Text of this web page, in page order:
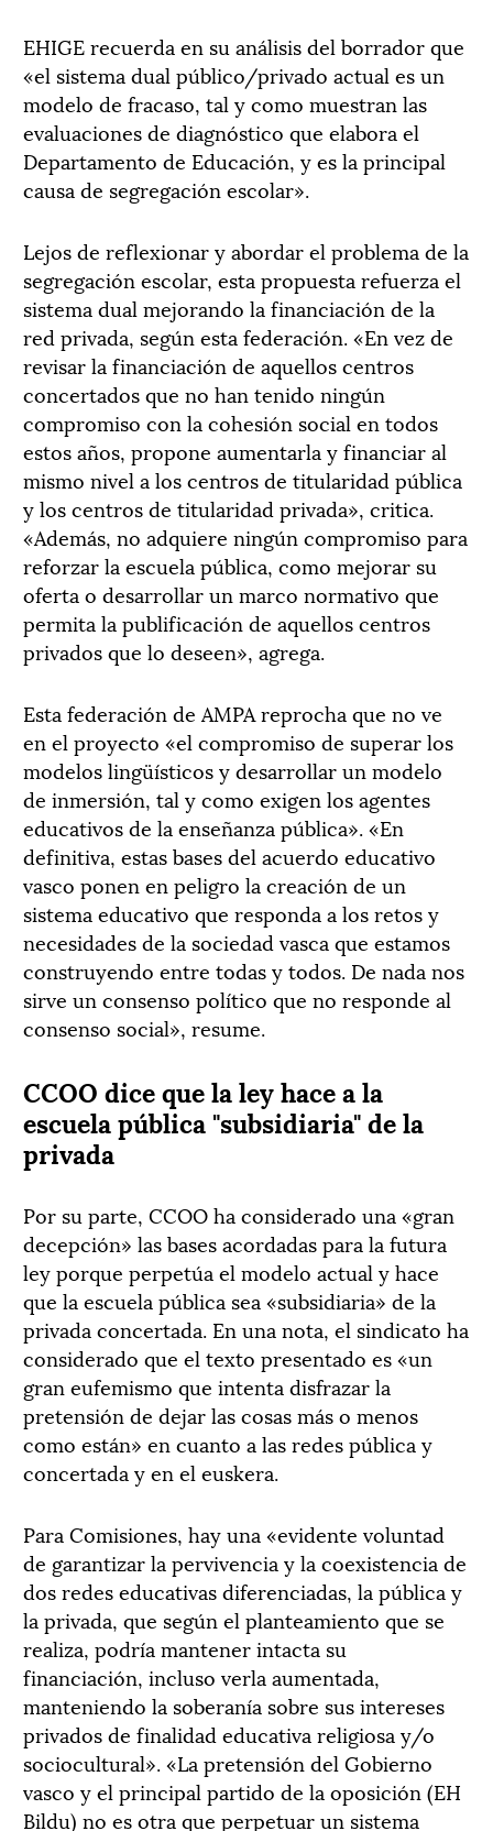
EHIGE recuerda en su análisis del borrador que
«el sistema dual público/privado actual es un
modelo de fracaso, tal y como muestran las
evaluaciones de diagnóstico que elabora el
Departamento de Educación, y es la principal
causa de segregación escolar».
Lejos de reflexionar y abordar el problema de la
segregación escolar, esta propuesta refuerza el
sistema dual mejorando la financiación de la
red privada, según esta federación. «En vez de
revisar la financiación de aquellos centros
concertados que no han tenido ningún
compromiso con la cohesión social en todos
estos años, propone aumentarla y financiar al
mismo nivel a los centros de titularidad pública
y los centros de titularidad privada», critica.
«Además, no adquiere ningún compromiso para
reforzar la escuela pública, como mejorar su
oferta o desarrollar un marco normativo que
permita la publificación de aquellos centros
privados que lo deseen», agrega.
Esta federación de AMPA reprocha que no ve
en el proyecto «el compromiso de superar los
modelos lingüísticos y desarrollar un modelo
de inmersión, tal y como exigen los agentes
educativos de la enseñanza pública». «En
definitiva, estas bases del acuerdo educativo
vasco ponen en peligro la creación de un
sistema educativo que responda a los retos y
necesidades de la sociedad vasca que estamos
construyendo entre todas y todos. De nada nos
sirve un consenso político que no responde al
consenso social», resume.
CCOO dice que la ley hace a la
escuela pública "subsidiaria" de la
privada
Por su parte, CCOO ha considerado una «gran
decepción» las bases acordadas para la futura
ley porque perpetúa el modelo actual y hace
que la escuela pública sea «subsidiaria» de la
privada concertada. En una nota, el sindicato ha
considerado que el texto presentado es «un
gran eufemismo que intenta disfrazar la
pretensión de dejar las cosas más o menos
como están» en cuanto a las redes pública y
concertada y en el euskera.
Para Comisiones, hay una «evidente voluntad
de garantizar la pervivencia y la coexistencia de
dos redes educativas diferenciadas, la pública y
la privada, que según el planteamiento que se
realiza, podría mantener intacta su
financiación, incluso verla aumentada,
manteniendo la soberanía sobre sus intereses
privados de finalidad educativa religiosa y/o
sociocultural». «La pretensión del Gobierno
vasco y el principal partido de la oposición (EH
Bildu) no es otra que perpetuar un sistema